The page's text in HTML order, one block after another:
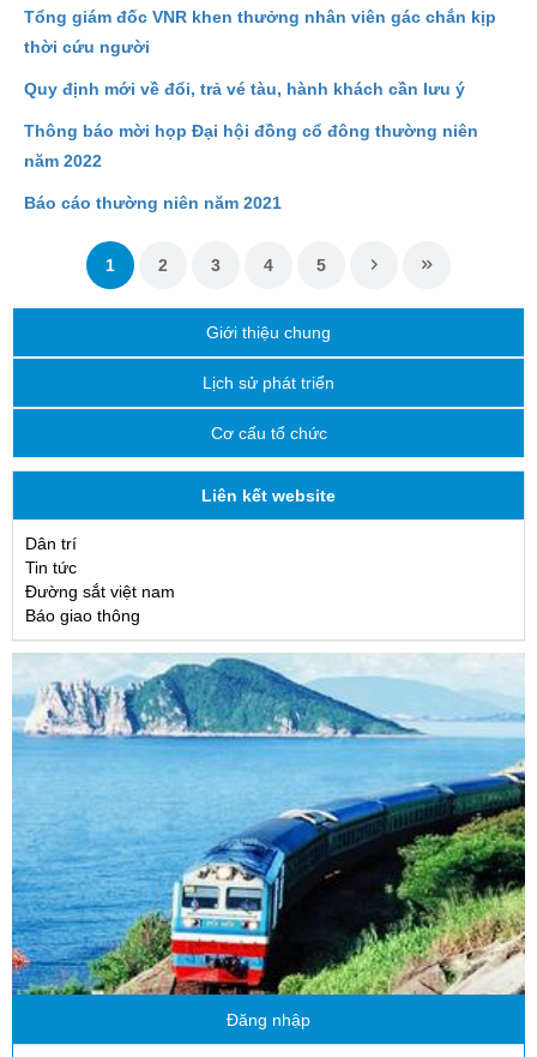
Tổng giám đốc VNR khen thưởng nhân viên gác chắn kịp
thời cứu người
Quy định mới về đổi, trả vé tàu, hành khách cần lưu ý
Thông báo mời họp Đại hội đồng cổ đông thường niên
năm 2022
Báo cáo thường niên năm 2021
1 2 3 4 5
Giới thiệu chung
Lịch sử phát triển
Cơ cấu tổ chức
Liên kết website
Dân trí
Tin tức
Đường sắt việt nam
Báo giao thông
Đăng nhập